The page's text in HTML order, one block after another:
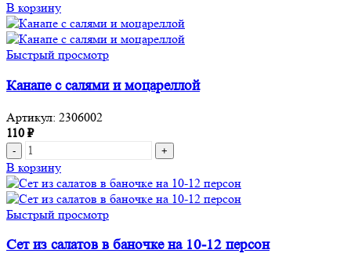
товара
Мини
бургеры
с
котлетой
из
говядины
В корзину
Быстрый просмотр
Канапе с салями и моцареллой
Артикул: 2306002
110 ₽
Количество
товара
Канапе
с
салями
моцареллой
В корзину
Быстрый просмотр
Сет из салатов в баночке на 10-12 персон